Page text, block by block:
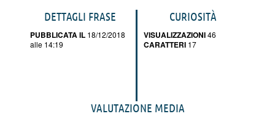
DETTAGLI FRASE
PUBBLICATA IL 18/12/2018
alle 14:19
CURIOSITÀ
VISUALIZZAZIONI46
CARATTERI 17
VALUTAZIONE MEDIA